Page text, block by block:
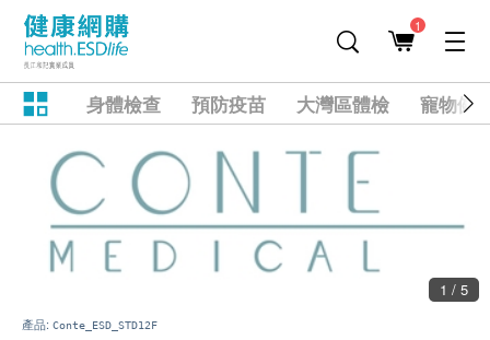
1
身體檢查 預防疫苗 大灣區體檢 寵物健
1 / 5
產品: Conte_ESD_STD12F